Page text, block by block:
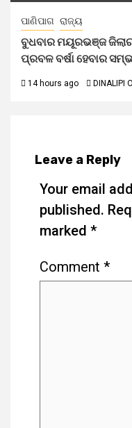
ପାଣିପାଗ ରାଜ୍ୟ
ବୁଧବାର ମୟୂରଭଞ୍ଜ
ପ୍ରବଳ ବର୍ଷା ହେବାର
14 hours ago DINALIPI
Leave a Reply
Your email
published.
marked *
Comment *